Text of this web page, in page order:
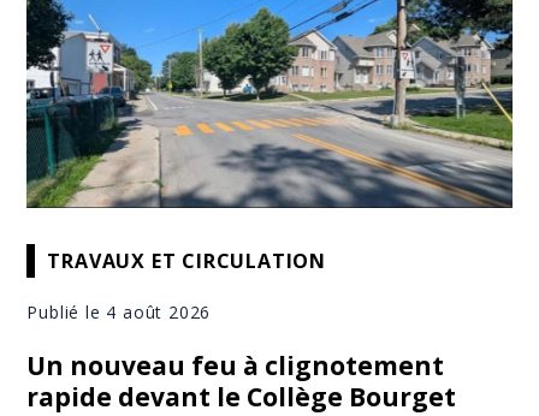
TRAVAUX ET CIRCULATION
Publié le 4 août 2026
Un nouveau feu à clignotement
rapide devant le Collège Bourget